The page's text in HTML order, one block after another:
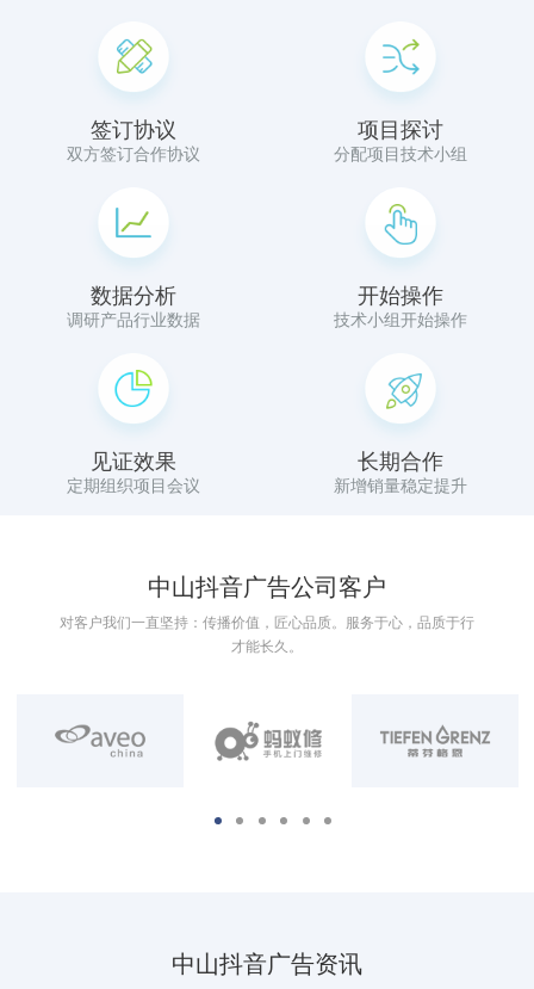
签订协议
双方签订合作协议
项目探讨
分配项目技术小组
数据分析
调研产品行业数据
开始操作
技术小组开始操作
见证效果
定期组织项目会议
长期合作
新增销量稳定提升
中山抖音广告公司客户
对客户我们一直坚持：传播价值，匠心品质。服务于心，品质于行
才能长久。
中山抖音广告资讯